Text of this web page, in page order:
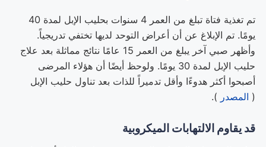
تم تغذية فتاة تبلغ من العمر 4 سنوات بحليب الإبل لمدة 40
يومًا. تم الإبلاغ عن أن أعراض التوحد لديها تختفي تدريجياً.
وأظهر صبي آخر يبلغ من العمر 15 عامًا نتائج مماثلة بعد علاج
حليب الإبل لمدة 30 يومًا. ولوحظ أيضًا أن هؤلاء المرضى
أصبحوا أكثر هدوءًا وأقل تدميراً للذات بعد تناول حليب الإبل
( المصدر ).
قد يقاوم الالتهابات الميكروبية